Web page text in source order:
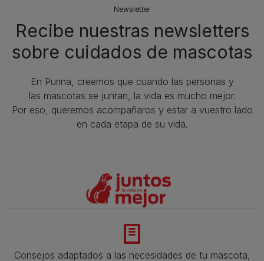
Newsletter
Recibe nuestras newsletters
sobre cuidados de mascotas​
En Purina, creemos que cuando las personas y
las mascotas se juntan, la vida es mucho mejor.
Por eso, queremos acompañaros y estar a vuestro lado
en cada etapa de su vida.​
Consejos adaptados a las necesidades de tu mascota,